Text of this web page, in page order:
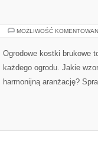
MOŻLIWOŚĆ
Ogrodowe kostki brukowe
każdego ogrodu. Jakie
harmonijną aranżację?